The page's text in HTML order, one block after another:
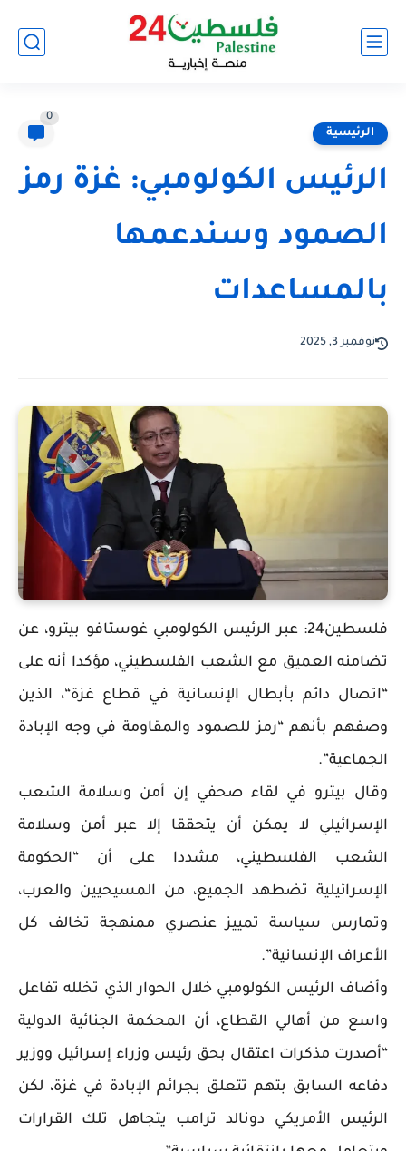
الرئيسية
0
الرئيس الكولومبي: غزة رمز
الصمود وسندعمها
بالمساعدات
نوفمبر 3, 2025
فلسطين24: عبر الرئيس الكولومبي غوستافو بيترو، عن
تضامنه العميق مع الشعب الفلسطيني، مؤكدا أنه على
“اتصال دائم بأبطال الإنسانية في قطاع غزة“، الذين
وصفهم بأنهم “رمز للصمود والمقاومة في وجه الإبادة
الجماعية”.
وقال بيترو في لقاء صحفي إن أمن وسلامة الشعب
الإسرائيلي لا يمكن أن يتحققا إلا عبر أمن وسلامة
الشعب الفلسطيني، مشددا على أن “الحكومة
الإسرائيلية تضطهد الجميع، من المسيحيين والعرب،
وتمارس سياسة تمييز عنصري ممنهجة تخالف كل
الأعراف الإنسانية”.
وأضاف الرئيس الكولومبي خلال الحوار الذي تخلله تفاعل
واسع من أهالي القطاع، أن المحكمة الجنائية الدولية
“أصدرت مذكرات اعتقال بحق رئيس وزراء إسرائيل ووزير
دفاعه السابق بتهم تتعلق بجرائم الإبادة في غزة، لكن
الرئيس الأمريكي دونالد ترامب يتجاهل تلك القرارات